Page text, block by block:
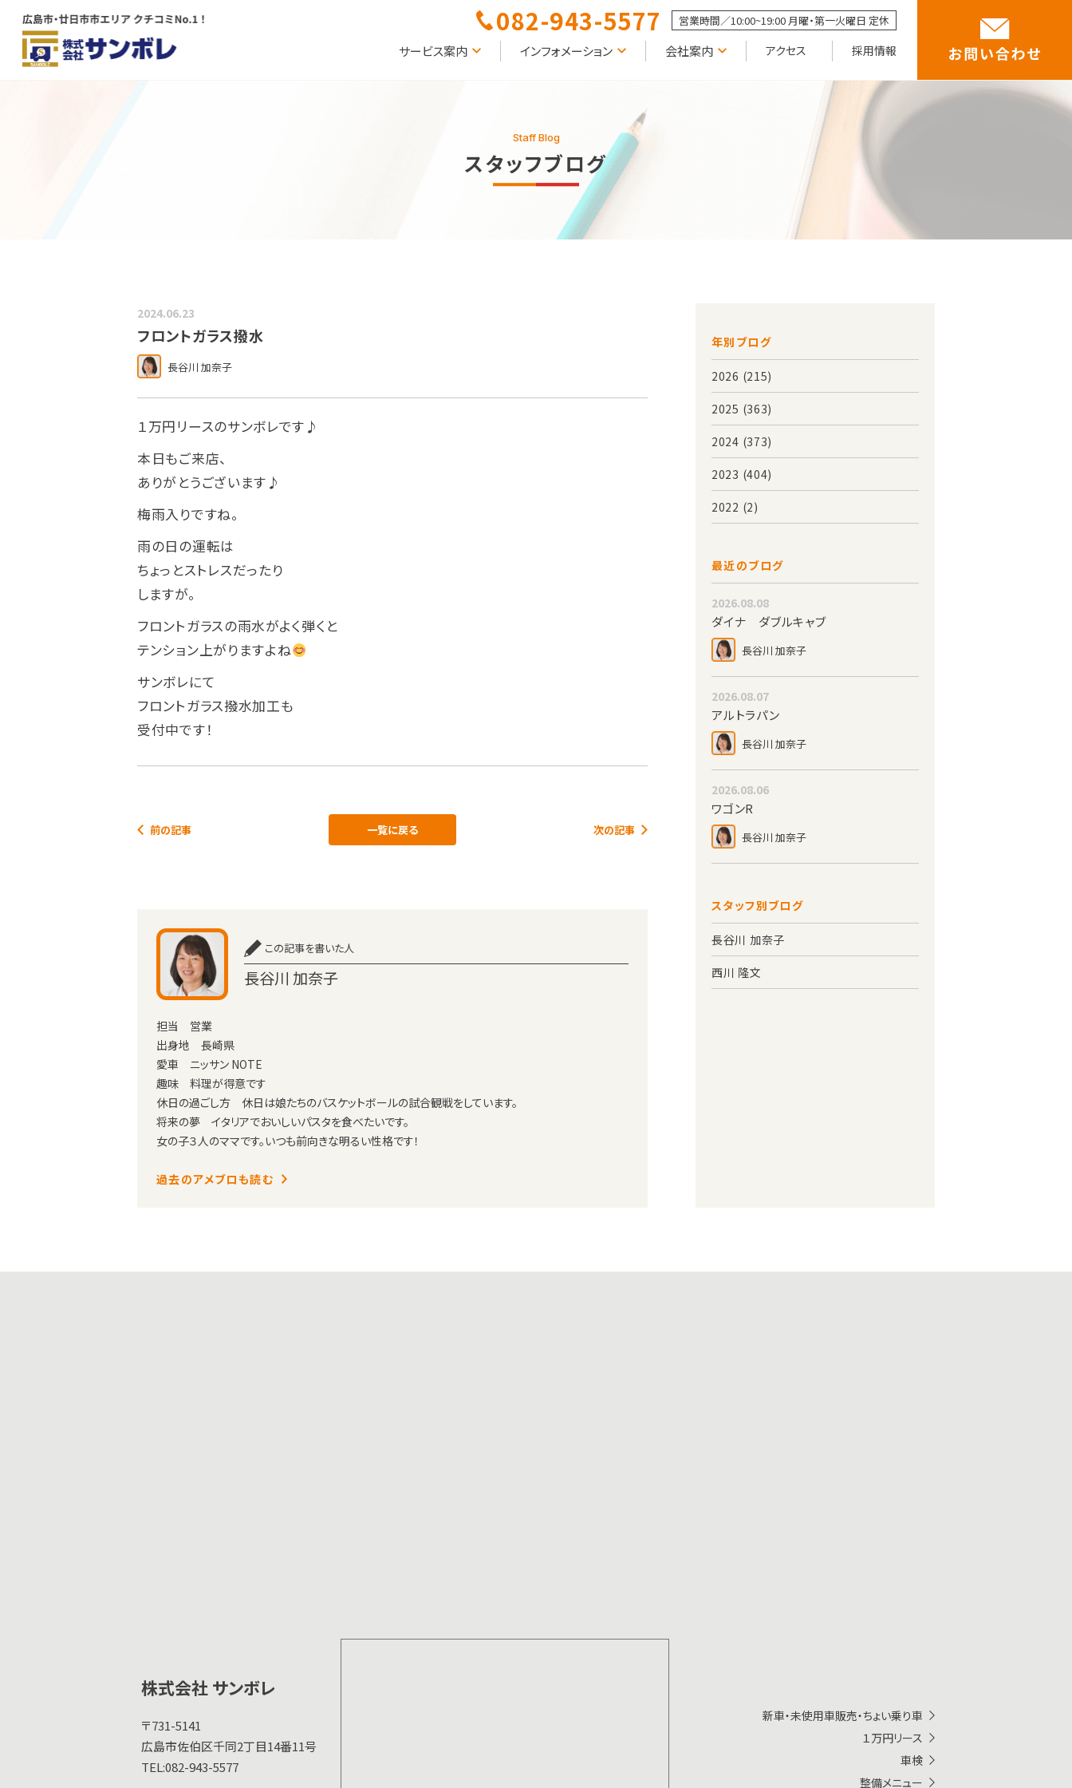
メインコンテンツにスキップする
082-943-5577 営業時間／10:00~19:00 月曜・第一火曜日 定休
サービス案内 インフォメーション 会社案内 アクセス 採用情報
Staff Blog
スタッフブログ
2024.06.23
フロントガラス撥水
長谷川 加奈子
１万円リースのサンボレです♪
本日もご来店、
ありがとうございます♪
梅雨入りですね。
雨の日の運転は
ちょっとストレスだったり
しますが。
フロントガラスの雨水がよく弾くと
テンション上がりますよね
サンボレにて
フロントガラス撥水加工も
受付中です！
前の記事 一覧に戻る 次の記事
この記事を書いた人
長谷川 加奈子
担当 営業
出身地 長崎県
愛車 ニッサン NOTE
趣味 料理が得意です
休日の過ごし方 休日は娘たちのバスケットボールの試合観戦をしています。
将来の夢 イタリアでおいしいパスタを食べたいです。
女の子３人のママです。いつも前向きな明るい性格です！
過去のアメブロも読む
年別ブログ
2026 (215)
2025 (363)
2024 (373)
2023 (404)
2022 (2)
最近のブログ
2026.08.08
ダイナ ダブルキャブ
長谷川 加奈子
2026.08.07
アルトラパン
長谷川 加奈子
2026.08.06
ワゴンR
長谷川 加奈子
スタッフ別ブログ
長谷川 加奈子
西川 隆文
株式会社 サンボレ
〒731-5141
広島市佐伯区千同2丁目14番11号
TEL:082-943-5577
新車・未使用車販売・ちょい乗り車
１万円リース
車検
整備メニュー